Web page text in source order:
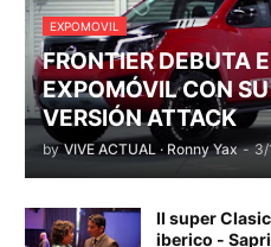
EXPOMOVIL
FRONTIER DEBUTA
EXPOMÓVIL CON
VERSIÓN ATTACK
by VIVE ACTUAL · Ronny Yax - 3/
II super
iberico -